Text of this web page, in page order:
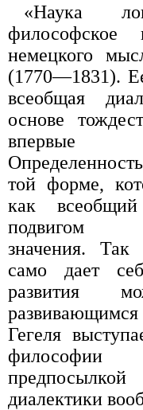
«Наука
философское
немецкого
(1770—1831).
всеобщая
основе
впервые
той форме,
как
подвигом
значения. Так
само дает
развития
Гегеля
предпосылкой
диалектики